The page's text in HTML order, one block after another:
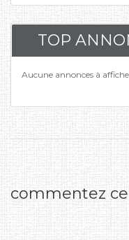
TOP
Aucune annonces à
commentez